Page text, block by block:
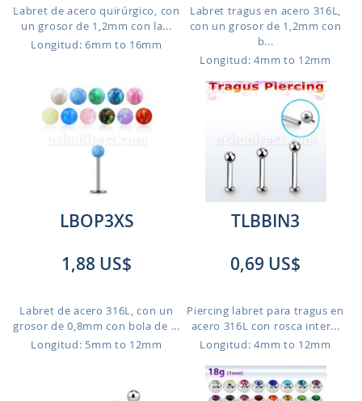
Labret de acero quirúrgico, con
un grosor de 1,2mm con la...
Longitud: 6mm to 16mm
Labret tragus en acero 316L,
con un grosor de 1,2mm con
b...
Longitud: 4mm to 12mm
LBOP3XS
1,88 US$
Labret de acero 316L, con un
grosor de 0,8mm con bola de ...
Longitud: 5mm to 12mm
TLBBIN3
0,69 US$
Piercing labret para tragus en
acero 316L con rosca inter...
Longitud: 4mm to 12mm